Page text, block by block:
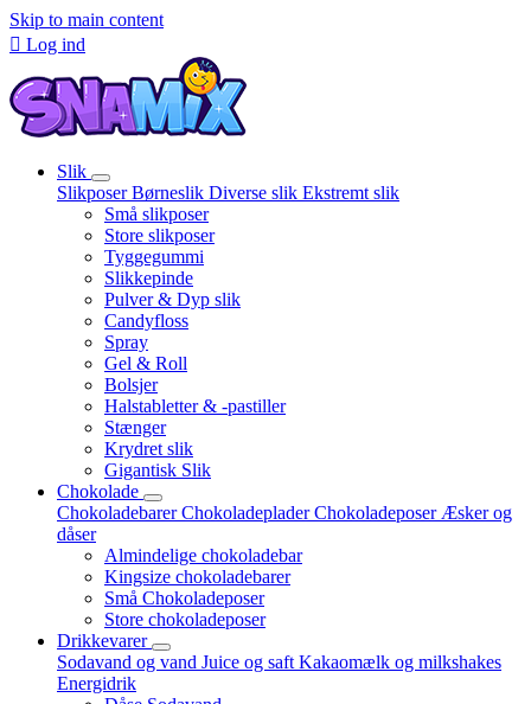
Skip to main content
 Log ind
Slik
SlikposerBørneslik Diverse slik Ekstremt slik
Små slikposer
Store slikposer
Tyggegummi
Slikkepinde
Pulver & Dyp slik
Candyfloss
Spray
Gel & Roll
Bolsjer
Halstabletter & -pastiller
Stænger
Krydret slik
Gigantisk Slik
Chokolade
ChokoladebarerChokoladepladerChokoladeposer Æsker og
dåser
Almindelige chokoladebar
Kingsize chokoladebarer
Små Chokoladeposer
Store chokoladeposer
Drikkevarer
Sodavand og vand Juice og saft Kakaomælk og milkshakes
Energidrik